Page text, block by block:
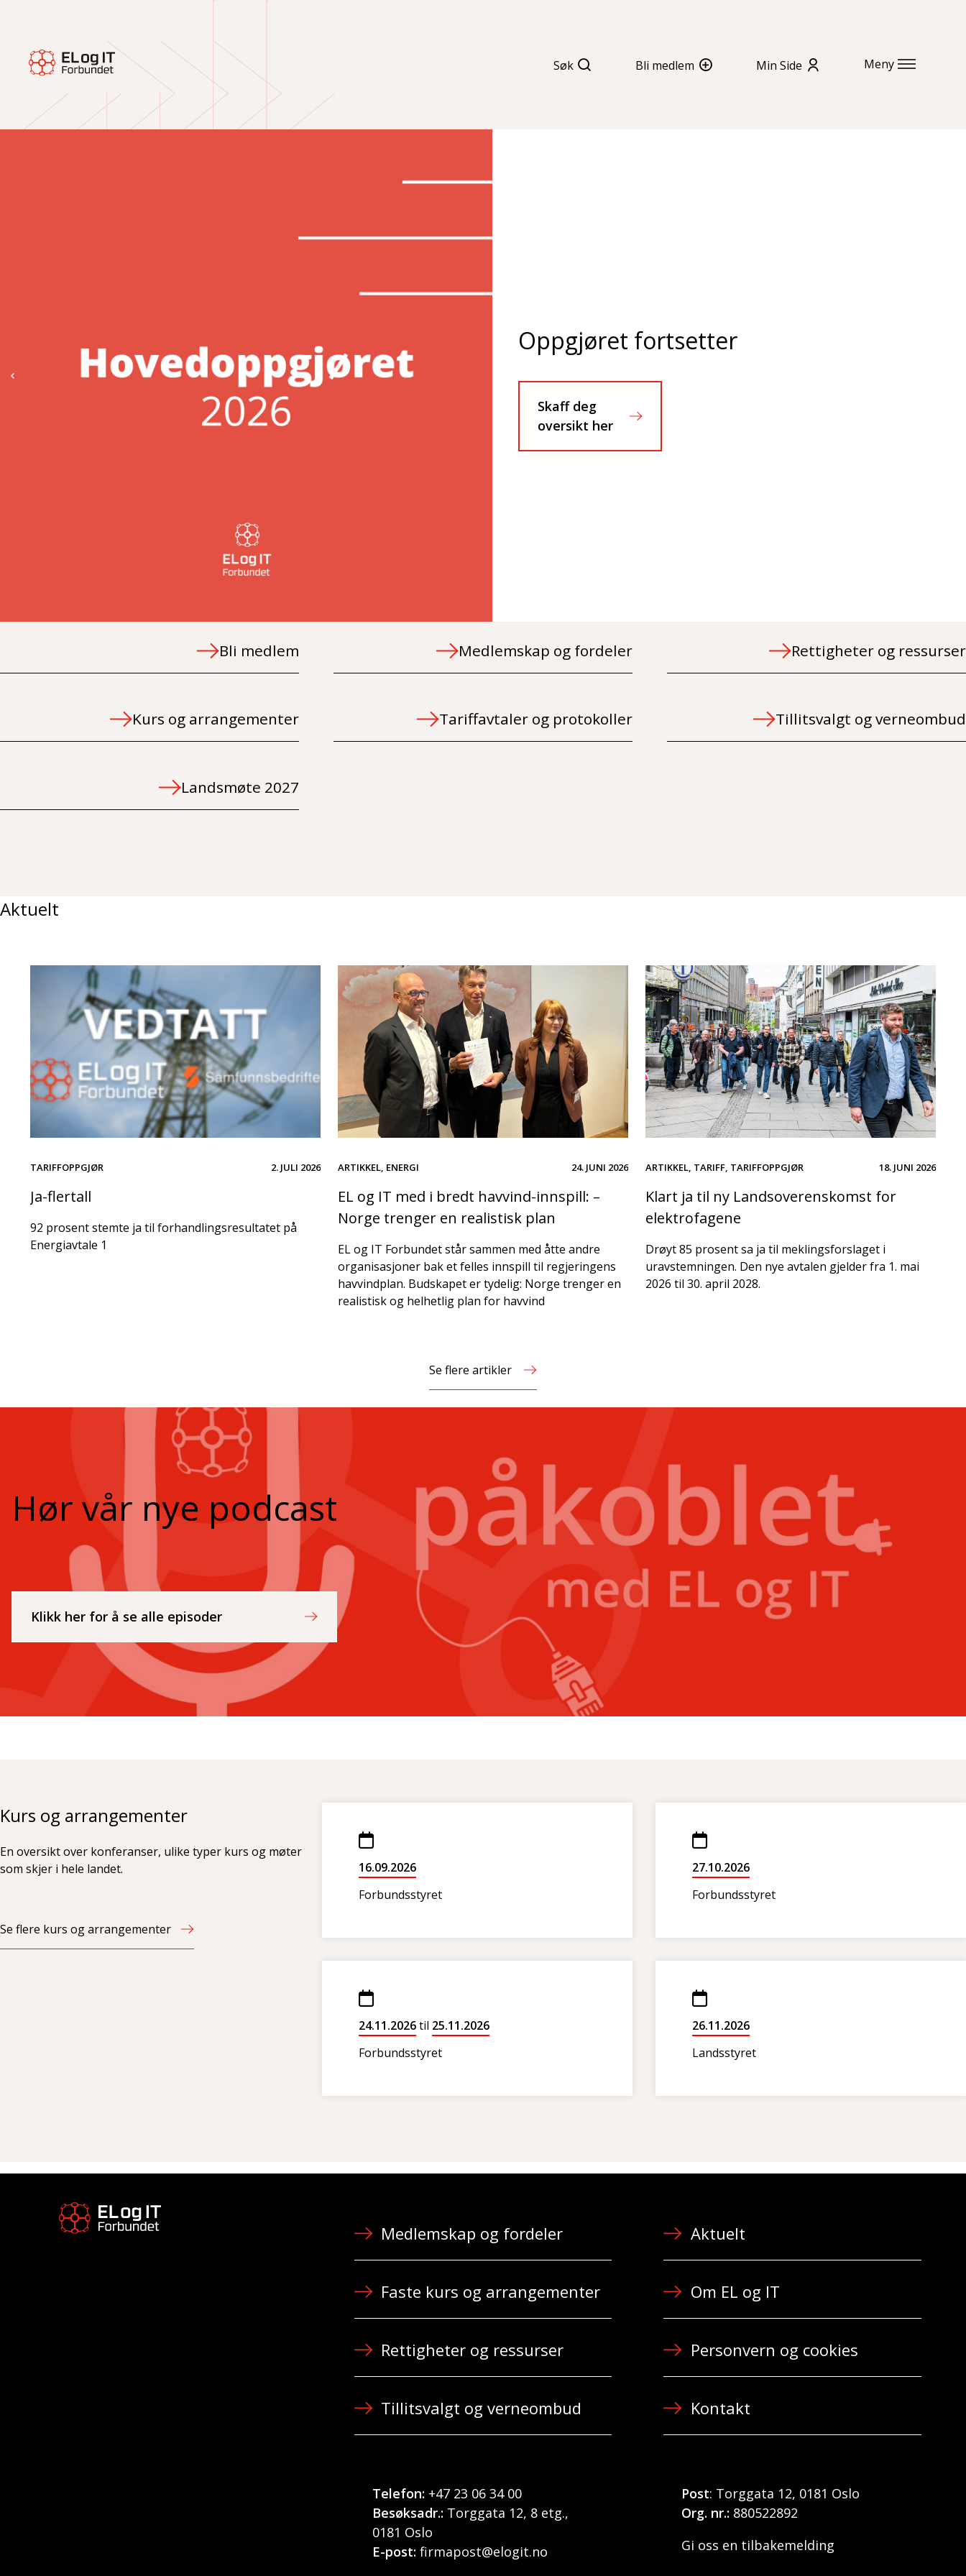
Søk Bli medlem Min Side Meny
Oppgjøret fortsetter
Skaff deg
oversikt her
Bli medlem Medlemskap og fordeler Rettigheter og ressurser
Kurs og arrangementer Tariffavtaler og protokoller Tillitsvalgt og verneombud
Landsmøte 2027
Aktuelt
TARIFFOPPGJØR 2. JULI 2026
Ja-flertall
92 prosent stemte ja til forhandlingsresultatet på
Energiavtale 1
ARTIKKEL, ENERGI 24. JUNI 2026
EL og IT med i bredt havvind-innspill: –
Norge trenger en realistisk plan
EL og IT Forbundet står sammen med åtte andre
organisasjoner bak et felles innspill til regjeringens
havvindplan. Budskapet er tydelig: Norge trenger en
realistisk og helhetlig plan for havvind
ARTIKKEL, TARIFF, TARIFFOPPGJØR 18. JUNI 2026
Klart ja til ny Landsoverenskomst for
elektrofagene
Drøyt 85 prosent sa ja til meklingsforslaget i
uravstemningen. Den nye avtalen gjelder fra 1. mai
2026 til 30. april 2028.
Se flere artikler
Hør vår nye podcast
Klikk her for å se alle episoder
Kurs og arrangementer
En oversikt over konferanser, ulike typer kurs og møter
som skjer i hele landet.
Se flere kurs og arrangementer
16.09.2026
Forbundsstyret
27.10.2026
Forbundsstyret
24.11.2026til 25.11.2026
Forbundsstyret
26.11.2026
Landsstyret
Medlemskap og fordeler
Faste kurs og arrangementer
Rettigheter og ressurser
Tillitsvalgt og verneombud
Telefon:+47 23 06 34 00
Besøksadr.:Torggata 12, 8 etg.,
0181 Oslo
E-post: firmapost@elogit.no
Aktuelt
Om EL og IT
Personvern og cookies
Kontakt
Post: Torggata 12, 0181 Oslo
Org. nr.: 880522892
Gi oss en tilbakemelding